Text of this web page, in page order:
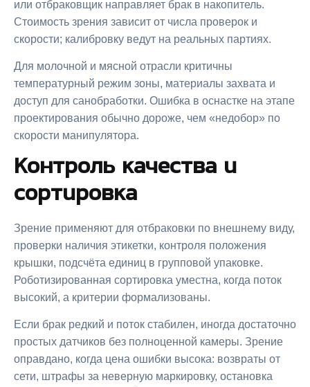
или отбраковщик направляет брак в накопитель.
Стоимость зрения зависит от числа проверок и
скорости; калибровку ведут на реальных партиях.
Для молочной и мясной отрасли критичны
температурный режим зоны, материалы захвата и
доступ для санобработки. Ошибка в оснастке на этапе
проектирования обычно дороже, чем «недобор» по
скорости манипулятора.
Контроль качества и
сортировка
Зрение применяют для отбраковки по внешнему виду,
проверки наличия этикетки, контроля положения
крышки, подсчёта единиц в групповой упаковке.
Роботизированная сортировка уместна, когда поток
высокий, а критерии формализованы.
Если брак редкий и поток стабилен, иногда достаточно
простых датчиков без полноценной камеры. Зрение
оправдано, когда цена ошибки высока: возвраты от
сети, штрафы за неверную маркировку, остановка